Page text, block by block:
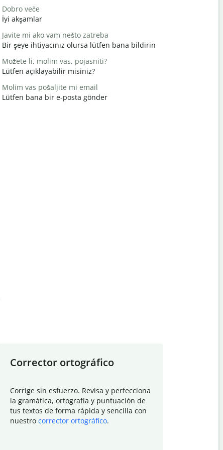
Dobro veče
İyi akşamlar
Javite mi ako vam nešto zatreba
Bir şeye ihtiyacınız olursa lütfen bana bildirin
Možete li, molim vas, pojasniti?
Lütfen açıklayabilir misiniz?
Molim vas pošaljite mi email
Lütfen bana bir e-posta gönder
Corrector ortográfico
Corrige sin esfuerzo. Revisa y perfecciona
la gramática, ortografía y puntuación de
tus textos de forma rápida y sencilla con
nuestro corrector ortográfico.